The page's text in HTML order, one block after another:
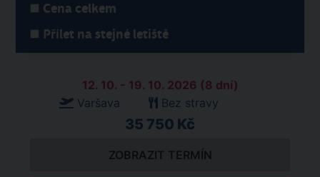
Cena celkem
Přílet na stejné letiště
12. 10. - 19. 10. 2026 (8 dní)
Varšava
Bez stravy
35 750 Kč
ZOBRAZIT TERMÍN